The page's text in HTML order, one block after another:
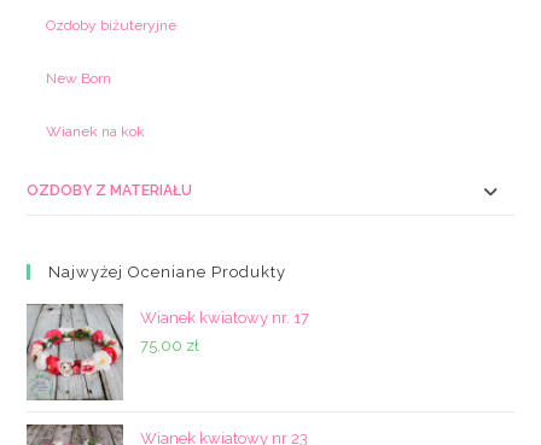
Ozdoby biżuteryjne
New Born
Wianek na kok
OZDOBY Z MATERIAŁU
Najwyżej Oceniane Produkty
Wianek kwiatowy nr. 17
75,00 zł
Wianek kwiatowy nr 23